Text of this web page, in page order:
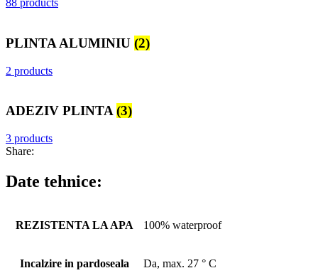
88 products
PLINTA ALUMINIU (2)
2 products
ADEZIV PLINTA(3)
3 products
Share:
Date tehnice:
REZISTENTA LA APA 100% waterproof
Incalzire in pardoseala Da, max. 27 ° C